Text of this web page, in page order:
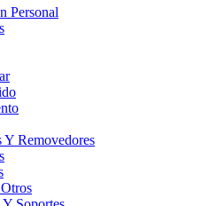
Personal
Y Removedores